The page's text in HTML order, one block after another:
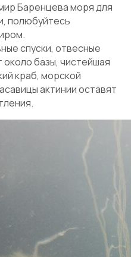
Баренцева моря для
полюбуйтесь
спуски, отвесные
около базы, чистейшая
краб, морской
актинии оставят